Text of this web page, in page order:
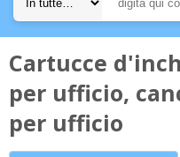
Cartucce
per ufficio,
per ufficio